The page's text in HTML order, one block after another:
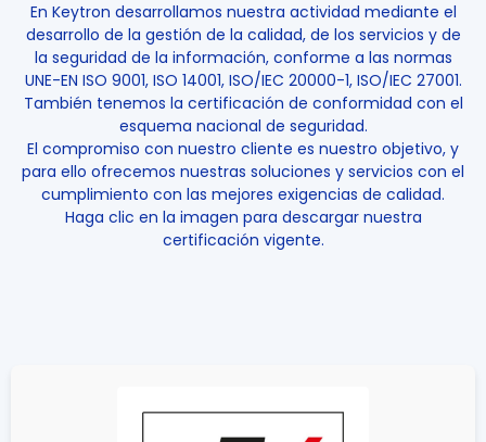
En Keytron desarrollamos nuestra actividad mediante el
desarrollo de la gestión de la calidad, de los servicios y de
la seguridad de la información, conforme a las normas
UNE-EN ISO 9001, ISO 14001, ISO/IEC 20000-1, ISO/IEC 27001.
También tenemos la certificación de conformidad con el
esquema nacional de seguridad.
El compromiso con nuestro cliente es nuestro objetivo, y
para ello ofrecemos nuestras soluciones y servicios con el
cumplimiento con las mejores exigencias de calidad.
Haga clic en la imagen para descargar nuestra
certificación vigente.